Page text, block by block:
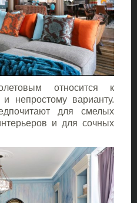
относится к
и непростому варианту.
для смелых
и для сочных